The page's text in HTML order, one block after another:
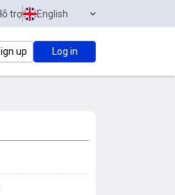
trợ English
up Log in